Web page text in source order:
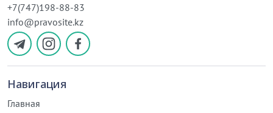
+7(747)198-88-83
info@pravosite.kz
Навигация
Главная